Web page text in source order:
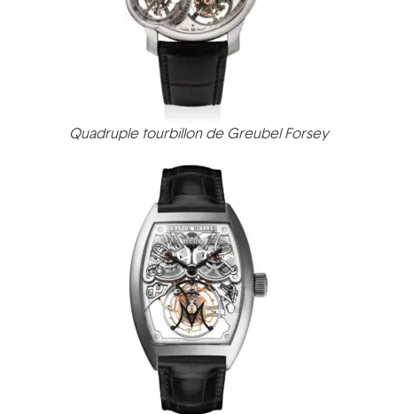
Quadruple tourbillon de Greubel Forsey